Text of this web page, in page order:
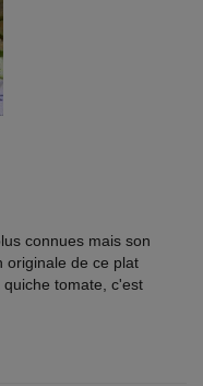
connues mais son
originale de ce plat
tomate, c'est